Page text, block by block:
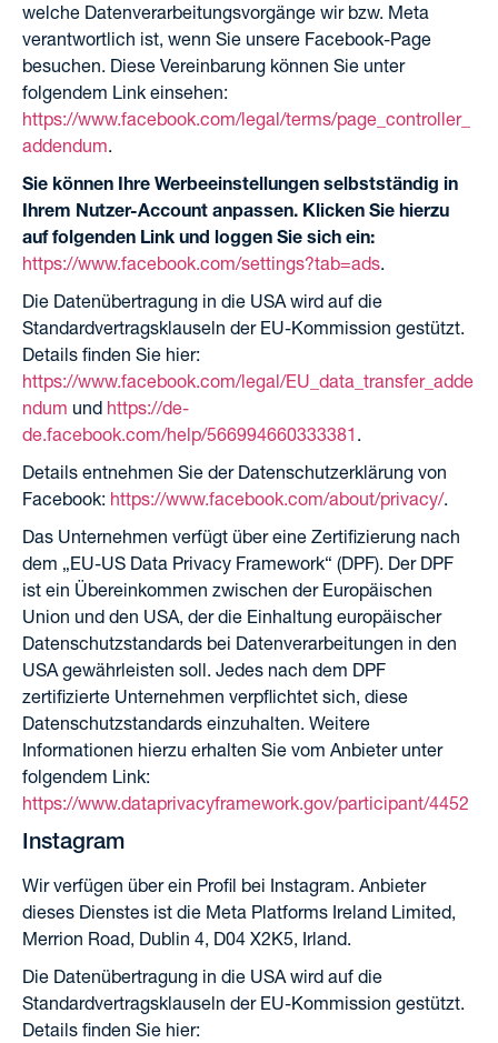
welche Datenverarbeitungsvorgänge wir bzw. Meta
verantwortlich ist, wenn Sie unsere Facebook-Page
besuchen. Diese Vereinbarung können Sie unter
folgendem Link einsehen:
https://www.facebook.com/legal/terms/page_controller_
addendum.
Sie können Ihre Werbeeinstellungen selbstständig in
Ihrem Nutzer-Account anpassen. Klicken Sie hierzu
auf folgenden Link und loggen Sie sich ein:
https://www.facebook.com/settings?tab=ads.
Die Datenübertragung in die USA wird auf die
Standardvertragsklauseln der EU-Kommission gestützt.
Details finden Sie hier:
https://www.facebook.com/legal/EU_data_transfer_adde
ndum und https://de-
de.facebook.com/help/566994660333381 .
Details entnehmen Sie der Datenschutzerklärung von
Facebook: https://www.facebook.com/about/privacy/.
Das Unternehmen verfügt über eine Zertifizierung nach
dem „EU-US Data Privacy Framework“ (DPF). Der DPF
ist ein Übereinkommen zwischen der Europäischen
Union und den USA, der die Einhaltung europäischer
Datenschutzstandards bei Datenverarbeitungen in den
USA gewährleisten soll. Jedes nach dem DPF
zertifizierte Unternehmen verpflichtet sich, diese
Datenschutzstandards einzuhalten. Weitere
Informationen hierzu erhalten Sie vom Anbieter unter
folgendem Link:
https://www.dataprivacyframework.gov/participant/4452
Instagram
Wir verfügen über ein Profil bei Instagram. Anbieter
dieses Dienstes ist die Meta Platforms Ireland Limited,
Merrion Road, Dublin 4, D04 X2K5, Irland.
Die Datenübertragung in die USA wird auf die
Standardvertragsklauseln der EU-Kommission gestützt.
Details finden Sie hier: